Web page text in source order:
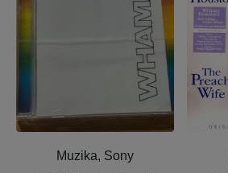
Muzika, Sony